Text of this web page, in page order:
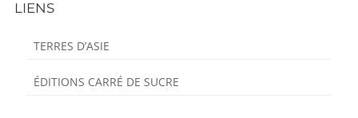
LIENS
TERRES D’ASIE
ÉDITIONS CARRÉ DE SUCRE